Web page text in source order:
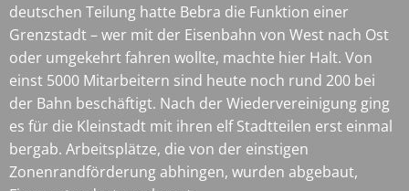
deutschen Teilung hatte Bebra die Funktion einer
Grenzstadt – wer mit der Eisenbahn von West nach Ost
oder umgekehrt fahren wollte, machte hier Halt. Von
einst 5000 Mitarbeitern sind heute noch rund 200 bei
der Bahn beschäftigt. Nach der Wiedervereinigung ging
es für die Kleinstadt mit ihren elf Stadtteilen erst einmal
bergab. Arbeitsplätze, die von der einstigen
Zonenrandförderung abhingen, wurden abgebaut,